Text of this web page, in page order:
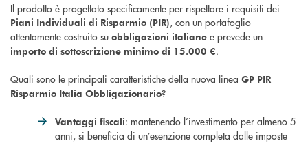
Il prodotto è progettato specificamente per rispettare i requisiti dei
Piani Individuali di Risparmio (PIR), con un portafoglio
attentamente costruito su obbligazioni italiane e prevede un
importo di sottoscrizione minimo di 15.000 €.
Quali sono le principali caratteristiche della nuova linea GP PIR
Risparmio Italia Obbligazionario?
Vantaggi fiscali: mantenendo l’investimento per almeno 5
anni, si beneficia di un’esenzione completa dalle imposte